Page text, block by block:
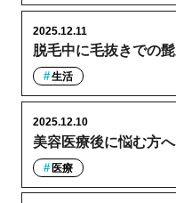
脱毛中に毛抜きでの
2025.12.11
生活
美容医療後に悩む方
2025.12.10
医療